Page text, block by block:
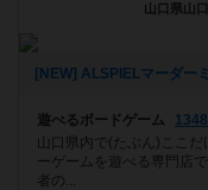
山口県山
遊べるボードゲーム
山口県内で(たぶん)ここ
ーゲームを遊べる専門店
者の...